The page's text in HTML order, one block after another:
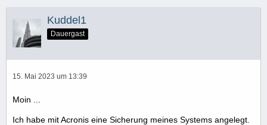
Kuddel1
Dauergast
15. Mai 2023 um 13:39
Moin ...
Ich habe mit Acronis eine Sicherung meines Systems angelegt.